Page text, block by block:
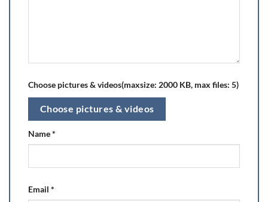
Choose pictures & videos(maxsize: 2000 KB, max files: 5)
Choose pictures & videos
Name*
Email *